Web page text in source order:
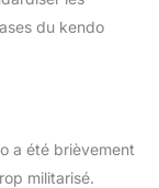
du kendo
a été brièvement
militarisé.